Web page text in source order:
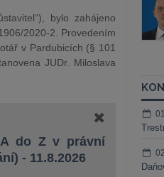
bylo zahájeno
2020-2. Provedením
v Pardubicích (§ 101
JUDr. Miloslava
do Z v právní
- 11.8.2026
Kurzy lektora